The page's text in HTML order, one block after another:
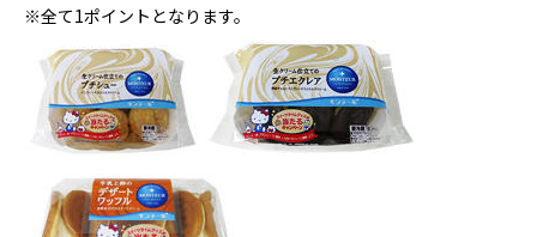
※全て1ポイントとなります。